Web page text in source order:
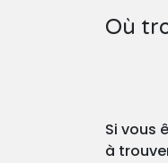
Où
Si vous
à